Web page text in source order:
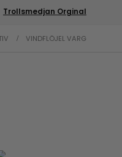
Trollsmedjan Orginal
VINDFLÖJEL VARG